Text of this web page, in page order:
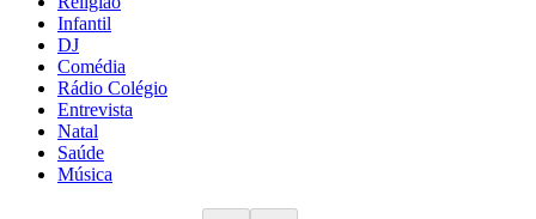
Infantil
DJ
Comédia
Rádio Colégio
Entrevista
Natal
Saúde
Música